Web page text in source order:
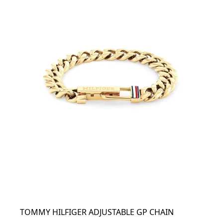
TOMMY HILFIGER ADJUSTABLE GP CHAIN